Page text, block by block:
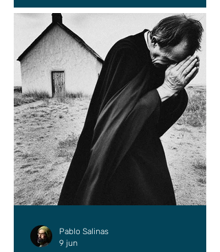
Pablo Salinas
9 jun